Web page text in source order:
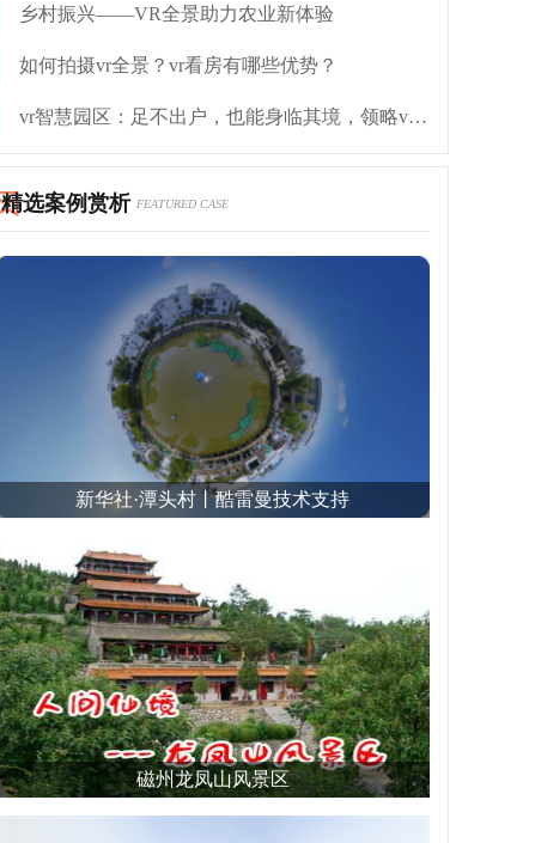
乡村振兴——VR全景助力农业新体验
如何拍摄vr全景？vr看房有哪些优势？
vr智慧园区：足不出户，也能身临其境，领略vr园区的风采
精选案例赏析 FEATURED CASE
新华社·潭头村丨酷雷曼技术支持
磁州龙凤山风景区